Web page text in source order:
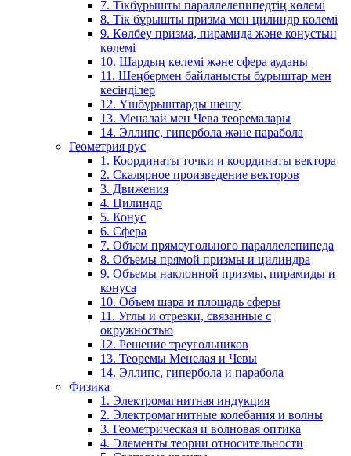
7. Тікбұрышты параллелепипедтің көлемі
8. Тік бұрышты призма мен цилиндр көлемі
9. Көлбеу призма, пирамида және конустың
көлемі
10. Шардың көлемі және сфера ауданы
11. Шеңбермен байланысты бұрыштар мен
кесінділер
12. Үшбұрыштарды шешу
13. Меналай мен Чева теоремалары
14. Эллипс, гипербола және парабола
Геометрия рус
1. Координаты точки и координаты вектора
2. Скалярное произведение векторов
3. Движения
4. Цилиндр
5. Конус
6. Сфера
7. Объем прямоугольного параллелепипеда
8. Объемы прямой призмы и цилиндра
9. Объемы наклонной призмы, пирамиды и
конуса
10. Объем шара и площадь сферы
11. Углы и отрезки, связанные с
окружностью
12. Решение треугольников
13. Теоремы Менелая и Чевы
14. Эллипс, гипербола и парабола
Физика
1. Электромагнитная индукция
2. Электромагнитные колебания и волны
3. Геометрическая и волновая оптика
4. Элементы теории относительности